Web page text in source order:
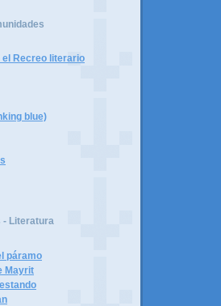
Recreo literario
blue)
- Literatura
páramo
Mayrit